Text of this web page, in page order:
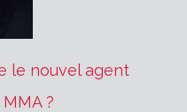
le nouvel agent
?